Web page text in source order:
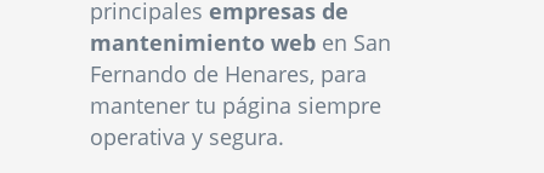
principales empresas de
mantenimiento web en San
Fernando de Henares, para
mantener tu página siempre
operativa y segura.